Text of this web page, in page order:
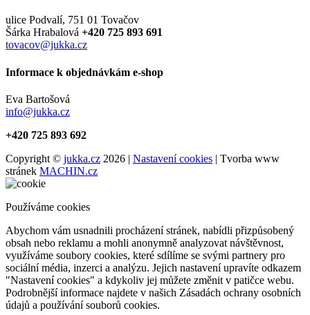
ulice Podvalí, 751 01 Tovačov
Šárka Hrabalová +420 725 893 691
tovacov@jukka.cz
Informace k objednávkám e-shop
Eva Bartošová
info@jukka.cz
+420 725 893 692
Copyright © jukka.cz 2026 | Nastavení cookies | Tvorba www
stránek MACHIN.cz
Používáme cookies
Abychom vám usnadnili procházení stránek, nabídli přizpůsobený
obsah nebo reklamu a mohli anonymně analyzovat návštěvnost,
využíváme soubory cookies, které sdílíme se svými partnery pro
sociální média, inzerci a analýzu. Jejich nastavení upravíte odkazem
"Nastavení cookies" a kdykoliv jej můžete změnit v patičce webu.
Podrobnější informace najdete v našich Zásadách ochrany osobních
údajů a používání souborů cookies.